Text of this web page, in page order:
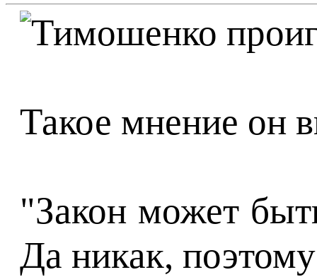
Такое мнение он
"Закон может
Да никак,